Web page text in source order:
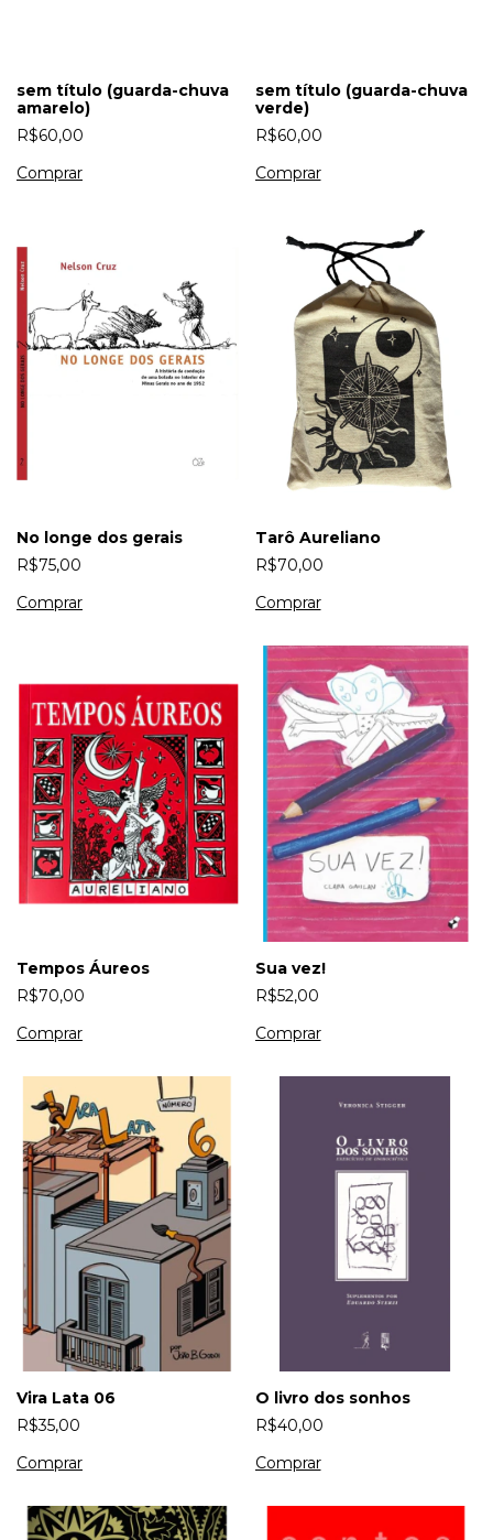
sem título (guarda-chuva
amarelo)
R$60,00
sem título (guarda-chuva
verde)
R$60,00
No longe dos gerais
R$75,00
Tarô Aureliano
R$70,00
Tempos Áureos
R$70,00
Sua vez!
R$52,00
Vira Lata 06
R$35,00
O livro dos sonhos
R$40,00